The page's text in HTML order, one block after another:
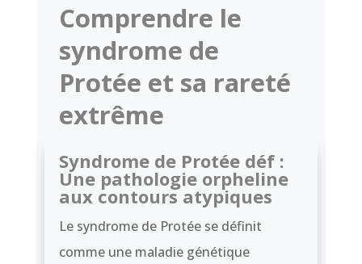
Comprendre le
syndrome de
Protée et sa rareté
extrême
Syndrome de Protée déf :
Une pathologie orpheline
aux contours atypiques
Le syndrome de Protée se définit
comme une maladie génétique